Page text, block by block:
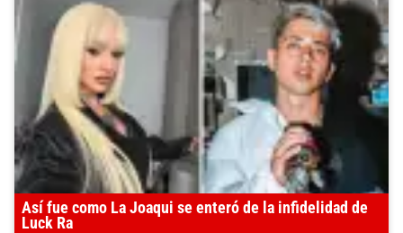
Así fue como La Joaqui se enteró de la infidelidad de
Luck Ra